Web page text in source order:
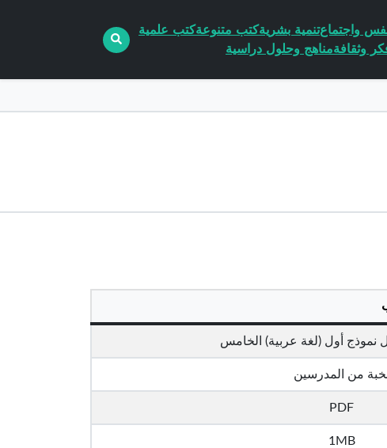
واجتماعتنمية بشريةكتب متنوعةكتب علمية
وثقافةمناهج وحلول دراسية
نموذج أول (لغة عربية) الخامس
من المدرسين
PDF
1MB